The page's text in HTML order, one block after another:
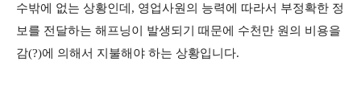
수밖에 없는 상황인데, 영업사원의 능력에 따라서 부정확한 정
보를 전달하는 해프닝이 발생되기 때문에 수천만 원의 비용을
감(?)에 의해서 지불해야 하는 상황입니다.